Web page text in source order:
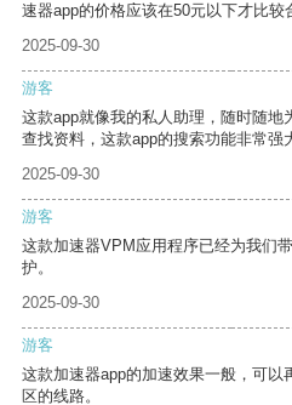
速器app的价格应该在50元以下才比较
2025-09-30
游客
这款app就像我的私人助理，随时随
查找资料，这款app的搜索功能非常强
2025-09-30
游客
这款加速器VPM应用程序已经为我们
护。
2025-09-30
游客
这款加速器app的加速效果一般，可
区的线路。